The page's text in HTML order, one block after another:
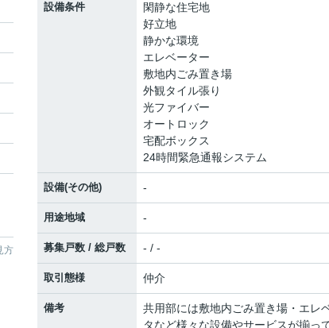
方
設備条件
閑静な住宅地
好立地
静かな環境
エレベーター
敷地内ごみ置き場
外観タイル張り
光ファイバー
オートロック
宅配ボックス
24時間緊急通報システム
設備(その他) -
用途地域 -
募集戸数 / 総戸数 - / -
取引態様 仲介
備考
共用部には敷地内ごみ置き場・エレ
タなど様々な設備やサービスが揃っ